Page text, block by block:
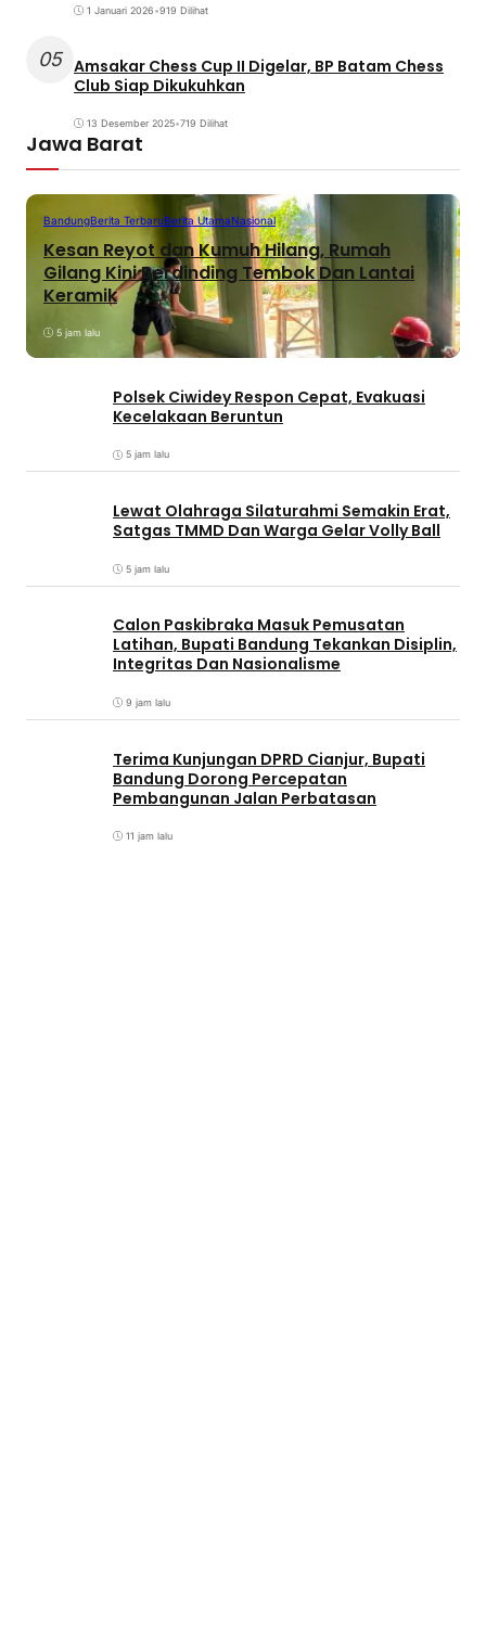
1 Januari 2026•919 Dilihat
05 Amsakar Chess Cup II Digelar, BP Batam Chess
Club Siap Dikukuhkan
13 Desember 2025•719 Dilihat
Jawa Barat
BandungBerita TerbaruBerita UtamaNasional
Kesan Reyot dan Kumuh Hilang, Rumah
Gilang Kini Berdinding Tembok Dan Lantai
Keramik
5 jam lalu
Polsek Ciwidey Respon Cepat, Evakuasi
Kecelakaan Beruntun
5 jam lalu
Lewat Olahraga Silaturahmi Semakin Erat,
Satgas TMMD Dan Warga Gelar Volly Ball
5 jam lalu
Calon Paskibraka Masuk Pemusatan
Latihan, Bupati Bandung Tekankan Disiplin,
Integritas Dan Nasionalisme
9 jam lalu
Terima Kunjungan DPRD Cianjur, Bupati
Bandung Dorong Percepatan
Pembangunan Jalan Perbatasan
11 jam lalu